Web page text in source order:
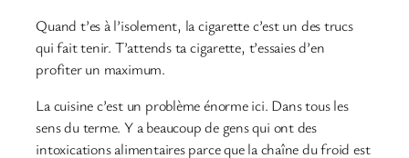
Quand t’es à l’isolement, la cigarette c’est un des trucs
qui fait tenir. T’attends ta cigarette, t’essaies d’en
profiter un maximum.
La cuisine c’est un problème énorme ici. Dans tous les
sens du terme. Y a beaucoup de gens qui ont des
intoxications alimentaires parce que la chaîne du froid est